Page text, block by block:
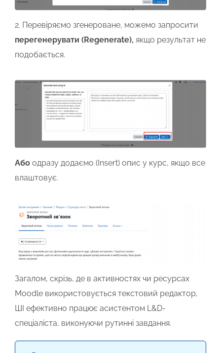
2. Перевіряємо згенероване, можемо запросити
перегенерувати (Regenerate), якщо результат не
подобається.
Або одразу додаємо (Insert) опис у курс, якщо все
влаштовує.
Загалом, скрізь, де в активностях чи ресурсах
Moodle використовується текстовий редактор,
ШІ ефективно працює асистентом L&D-
спеціаліста, виконуючи рутинні завдання.